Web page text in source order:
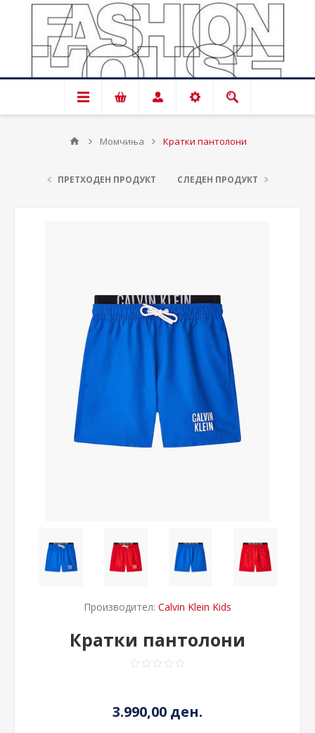
Момчиња Кратки пантолони
ПРЕТХОДЕН ПРОДУКТ СЛЕДЕН ПРОДУКТ
Производител: Calvin Klein Kids
Кратки пантолони
3.990,00 ден.